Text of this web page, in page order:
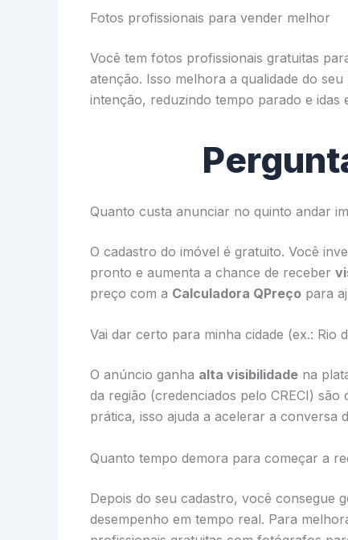
Fotos profissionais para vender melhor
Você tem fotos profissionais gratuitas
atenção. Isso melhora a qualidade do
intenção, reduzindo tempo parado e idas
Quanto custa anunciar no quinto andar
O cadastro do imóvel é gratuito. Você
pronto e aumenta a chance de receber
preço com a Calculadora QPreço para
Vai dar certo para minha cidade (ex.: Rio
O anúncio ganha alta visibilidade na
da região (credenciados pelo CRECI)
prática, isso ajuda a acelerar a conversa
Quanto tempo demora para começar a
Depois do seu cadastro, você consegue
desempenho em tempo real. Para